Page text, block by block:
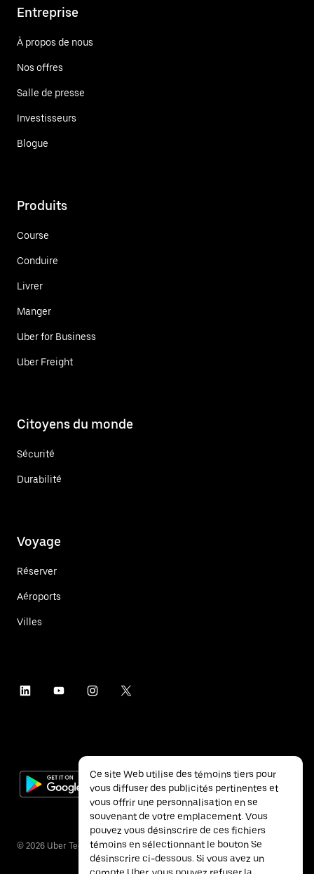
Entreprise
À propos de nous
Nos offres
Salle de presse
Investisseurs
Blogue
Produits
Course
Conduire
Livrer
Manger
Uber for Business
Uber Freight
Citoyens du monde
Sécurité
Durabilité
Voyage
Réserver
Aéroports
Villes
© 2026 Uber Technologies inc.
Ce site Web utilise des témoins tiers pour
vous diffuser des publicités pertinentes et
vous offrir une personnalisation en se
souvenant de votre emplacement. Vous
pouvez vous désinscrire de ces fichiers
témoins en sélectionnant le bouton Se
désinscrire ci-dessous. Si vous avez un